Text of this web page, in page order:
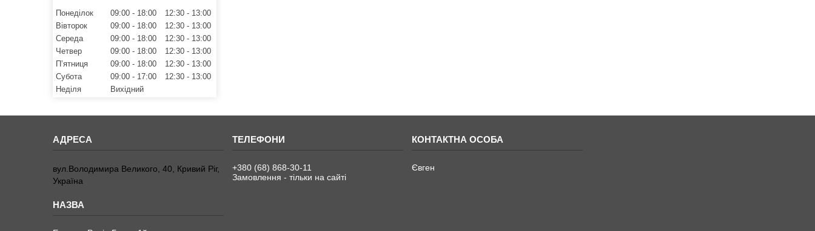
Понеділок 09:00 18:00 12:30
13:00
Вівторок
09:00 18:00 12:30
13:00
Середа
09:00 18:00 12:30
13:00
Четвер
09:00 18:00 12:30
13:00
Пʼятниця
09:00 18:00 12:30
13:00
Субота
09:00 17:00 12:30
13:00
Неділя
Вихідний
вул.Володимира Великого, 40, Кривий Ріг,
Україна
+380 (68) 868-30-11
Замовлення - тільки на сайті
Євген